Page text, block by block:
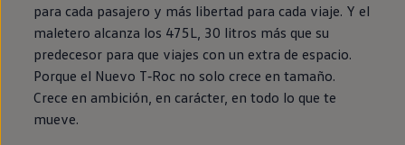
para cada pasajero y más libertad para cada viaje. Y el
maletero alcanza los 475L, 30 litros más que su
predecesor para que viajes con un extra de espacio.
Porque el Nuevo T‑Roc no solo crece en tamaño.
Crece en ambición, en carácter, en todo lo que te
mueve.